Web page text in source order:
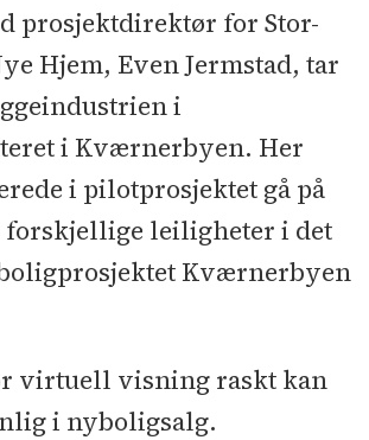
prosjektdirektør for Stor-
Hjem, Even Jermstad, tar
i
i Kværnerbyen. Her
i pilotprosjektet gå på
leiligheter i det
Kværnerbyen
virtuell visning raskt kan
i nyboligsalg.